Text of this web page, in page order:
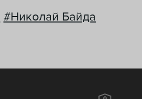
#Николай Байда